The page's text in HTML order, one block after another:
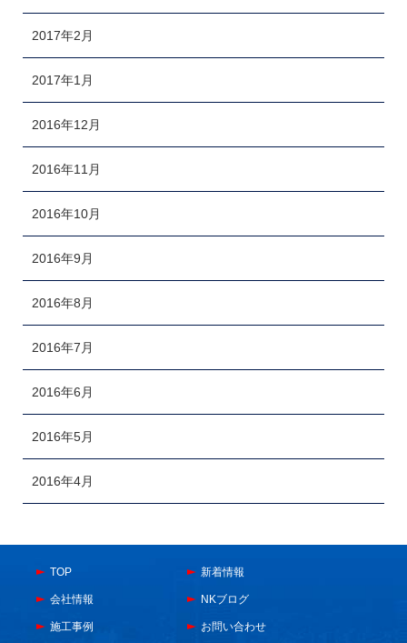
2017年2月
2017年1月
2016年12月
2016年11月
2016年10月
2016年9月
2016年8月
2016年7月
2016年6月
2016年5月
2016年4月
TOP
会社情報
施工事例
新着情報
NKブログ
お問い合わせ